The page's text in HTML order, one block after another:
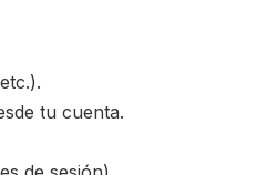
tu cuenta.